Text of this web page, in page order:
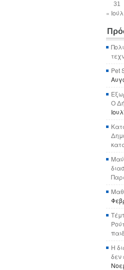
31
« Ιούλ
Pet
Ο
Η
δεν